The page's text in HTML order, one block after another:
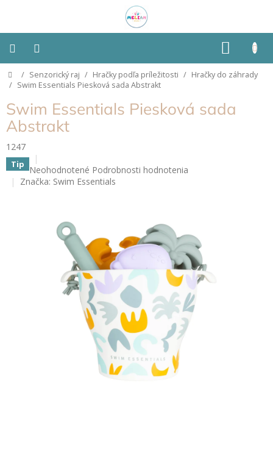
KOŠÍK
Montessori
Detská
izba
Senzorické
pomôcky
Domov
/ Senzorický raj / Hračky podľa príležitosti / Hračky do záhrady
/ Swim Essentials Piesková sada Abstrakt
Swim Essentials Piesková sada
Abstrakt
1247
Tip Priemerné
hodnotenie
hviezdičiek.
Neohodnotené Podrobnosti hodnotenia
Značka: Swim Essentials